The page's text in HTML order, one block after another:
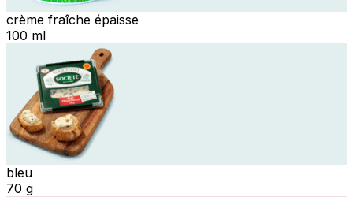
crème fraîche épaisse
100 ml
bleu
70 g